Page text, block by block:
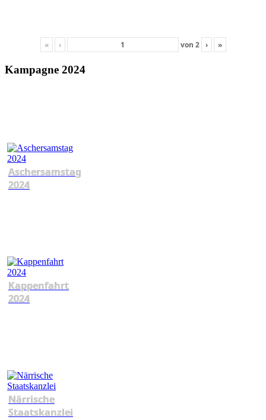
« ‹ von 2 › »
Kampagne 2024
Aschersamstag
2024
Kappenfahrt
2024
Närrische
Staatskanzlei